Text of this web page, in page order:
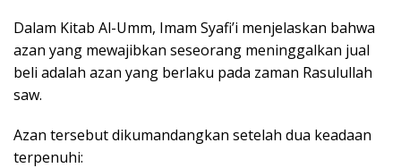
Dalam Kitab Al-Umm, Imam Syafi’i menjelaskan bahwa
azan yang mewajibkan seseorang meninggalkan jual
beli adalah azan yang berlaku pada zaman Rasulullah
saw.
Azan tersebut dikumandangkan setelah dua keadaan
terpenuhi: